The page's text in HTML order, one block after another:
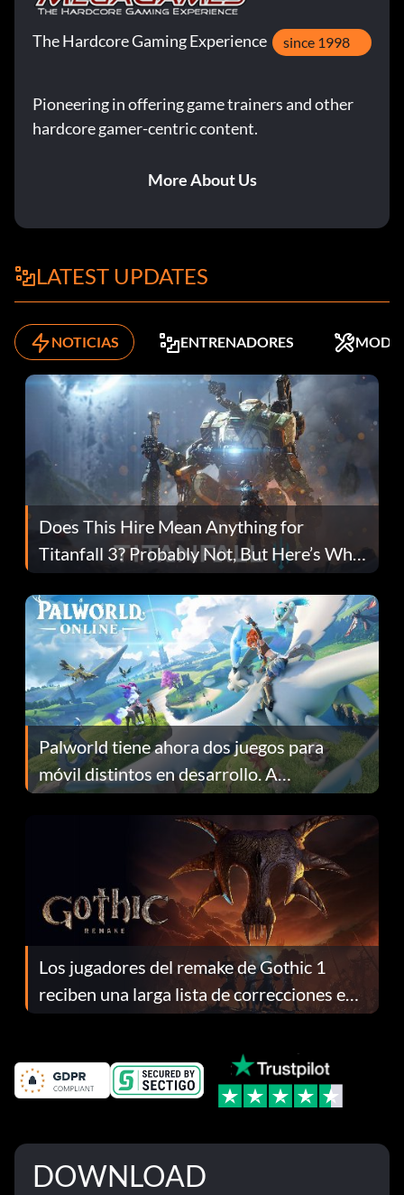
The Hardcore Gaming Experience since 1998
Pioneering in offering game trainers and other
hardcore gamer-centric content.
More About Us
LATEST UPDATES
NOTICIAS ENTRENADORES MODS
Does This Hire Mean Anything for
Titanfall 3? Probably Not, But Here’s Why
Fans Are Hopeful
Palworld tiene ahora dos juegos para
móvil distintos en desarrollo. A
continuación te explicamos por qué.
Los jugadores del remake de Gothic 1
reciben una larga lista de correcciones en
el parche 1.0.4
DOWNLOAD